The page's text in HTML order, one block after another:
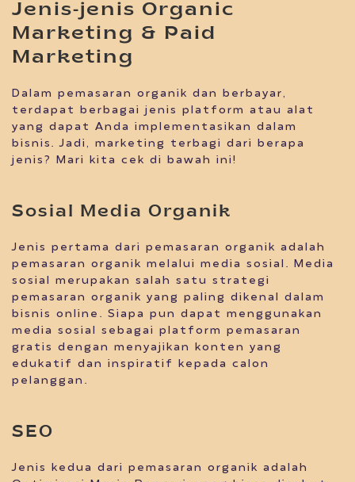
Jenis-jenis Organic
Marketing & Paid
Marketing
Dalam pemasaran organik dan berbayar,
terdapat berbagai jenis platform atau alat
yang dapat Anda implementasikan dalam
bisnis. Jadi, marketing terbagi dari berapa
jenis? Mari kita cek di bawah ini!
Sosial Media Organik
Jenis pertama dari pemasaran organik adalah
pemasaran organik melalui media sosial. Media
sosial merupakan salah satu strategi
pemasaran organik yang paling dikenal dalam
bisnis online. Siapa pun dapat menggunakan
media sosial sebagai platform pemasaran
gratis dengan menyajikan konten yang
edukatif dan inspiratif kepada calon
pelanggan.
SEO
Jenis kedua dari pemasaran organik adalah